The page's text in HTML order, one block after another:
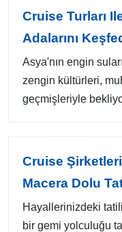
Cruise Turları
Adalarını
Asya'nın engin
zengin kültürleri,
geçmişleriyle
Cruise
Macera Dolu
Hayallerinizdeki
bir gemi yolculuğu